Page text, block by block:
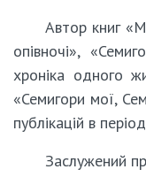
Автор книг
опівночі»,
хроніка одного
«Семигори мої,
публікацій в
Заслужений